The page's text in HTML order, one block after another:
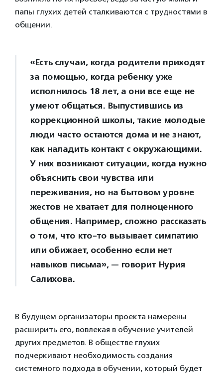
папы глухих детей сталкиваются с трудностями в
общении.
«Есть случаи, когда родители приходят
за помощью, когда ребенку уже
исполнилось 18 лет, а они все еще не
умеют общаться. Выпустившись из
коррекционной школы, такие молодые
люди часто остаются дома и не знают,
как наладить контакт с окружающими.
У них возникают ситуации, когда нужно
объяснить свои чувства или
переживания, но на бытовом уровне
жестов не хватает для полноценного
общения. Например, сложно рассказать
о том, что кто-то вызывает симпатию
или обижает, особенно если нет
навыков письма», — говорит Нурия
Салихова.
В будущем организаторы проекта намерены
расширить его, вовлекая в обучение учителей
других предметов. В обществе глухих
подчеркивают необходимость создания
системного подхода в обучении, который будет